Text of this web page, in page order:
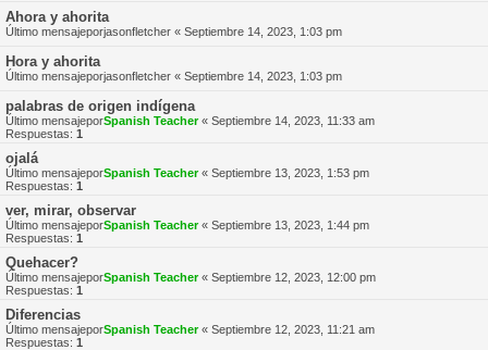
Ahora y ahorita
Último mensajeporjasonfletcher « Septiembre 14, 2023, 1:03 pm
Hora y ahorita
Último mensajeporjasonfletcher « Septiembre 14, 2023, 1:03 pm
palabras de origen indígena
Último mensajeporSpanish Teacher« Septiembre 14, 2023, 11:33 am
Respuestas: 1
ojalá
Último mensajeporSpanish Teacher« Septiembre 13, 2023, 1:53 pm
Respuestas: 1
ver, mirar, observar
Último mensajeporSpanish Teacher« Septiembre 13, 2023, 1:44 pm
Respuestas: 1
Quehacer?
Último mensajeporSpanish Teacher« Septiembre 12, 2023, 12:00 pm
Respuestas: 1
Diferencias
Último mensajeporSpanish Teacher« Septiembre 12, 2023, 11:21 am
Respuestas: 1